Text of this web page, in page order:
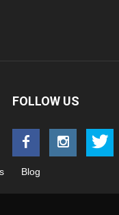
FOLLOW US
Blog